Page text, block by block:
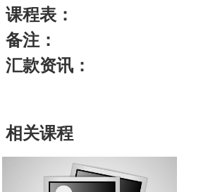
课程表：
备注：
汇款资讯：
相关课程